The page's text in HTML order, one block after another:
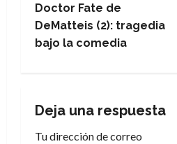
e
g
c
i
Doctor Fate de
DeMatteis (2): tragedia
bajo la comedia
Deja una respuesta
Tu dirección de correo